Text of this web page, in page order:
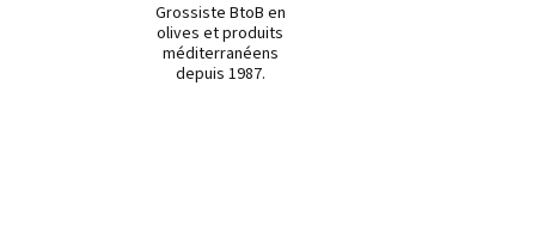
Grossiste BtoB en
olives et produits
méditerranéens
depuis 1987.